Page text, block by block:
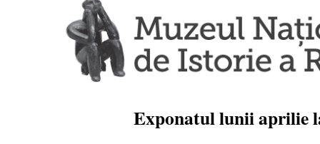
Exponatul lunii aprilie